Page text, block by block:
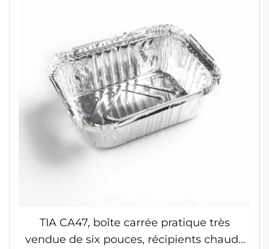
TIA CA47, boîte carrée pratique très
vendue de six pouces, récipients chauds